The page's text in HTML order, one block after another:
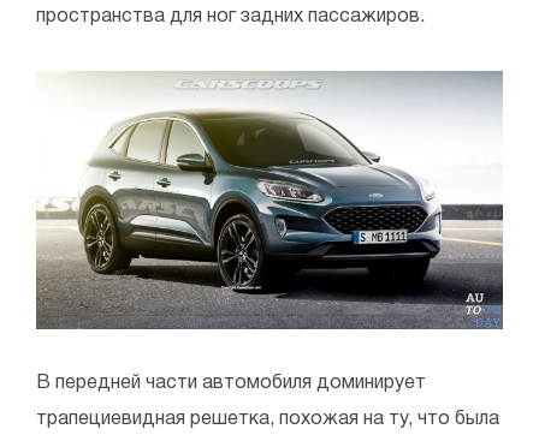
пространства для ног задних пассажиров.
В передней части автомобиля доминирует
трапециевидная решетка, похожая на ту, что была